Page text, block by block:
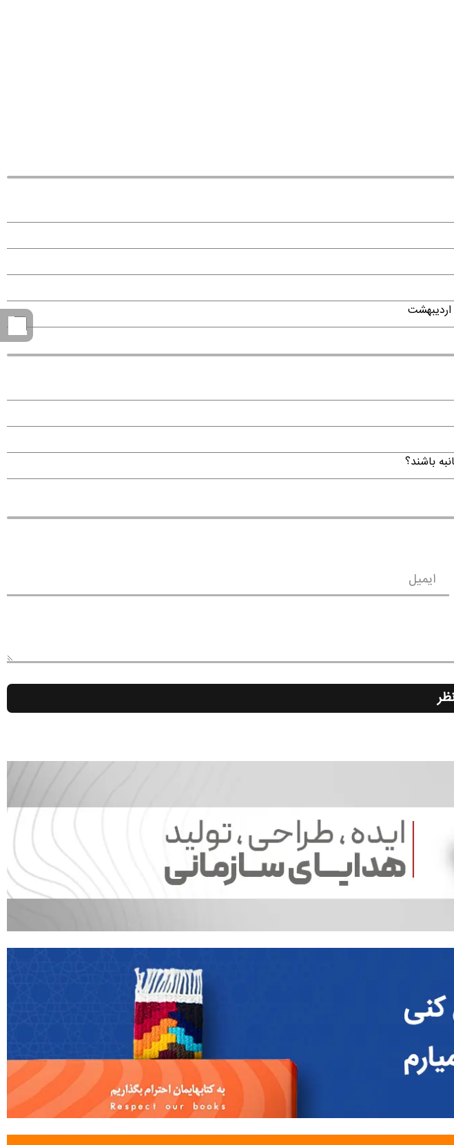
باشند؟
ایمیل